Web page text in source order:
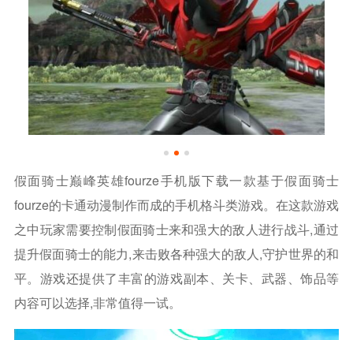
假面骑士巅峰英雄fourze手机版下载一款基于假面骑士
fourze的卡通动漫制作而成的手机格斗类游戏。在这款游戏
之中玩家需要控制假面骑士来和强大的敌人进行战斗,通过
提升假面骑士的能力,来击败各种强大的敌人,守护世界的和
平。游戏还提供了丰富的游戏副本、关卡、武器、饰品等
内容可以选择,非常值得一试。